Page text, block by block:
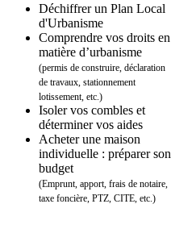
Déchiffrer un Plan Local
d'Urbanisme
Comprendre vos droits en
matière d’urbanisme
(permis de construire, déclaration
de travaux, stationnement
lotissement, etc.)
Isoler vos combles et
déterminer vos aides
Acheter une maison
individuelle : préparer son
budget
(Emprunt, apport, frais de notaire,
taxe foncière, PTZ, CITE, etc.)